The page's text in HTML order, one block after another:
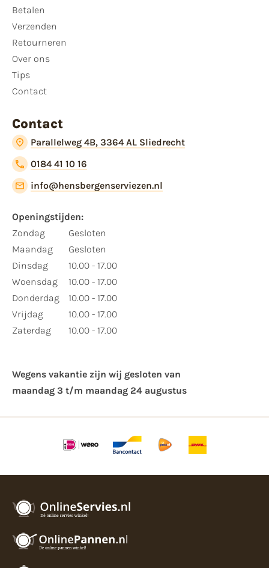
Betalen
Verzenden
Retourneren
Over ons
Tips
Contact
Contact
Parallelweg 4B, 3364 AL Sliedrecht
0184 41 10 16
info@hensbergenserviezen.nl
Openingstijden:
Zondag
Maandag
Dinsdag
Woensdag
Donderdag
Vrijdag
Zaterdag
Gesloten
Gesloten
10.00 - 17.00
10.00 - 17.00
10.00 - 17.00
10.00 - 17.00
10.00 - 17.00
Wegens vakantie zijn wij gesloten van ​
maandag 3 t/m maandag 24 augustus